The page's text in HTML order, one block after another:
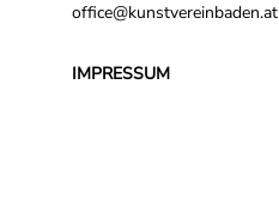
office@kunstvereinbaden.at
IMPRESSUM